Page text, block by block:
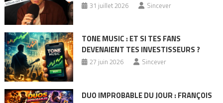
31 juillet 2026 Sincever
TONE MUSIC : ET SI TES FANS
DEVENAIENT TES INVESTISSEURS ?
27 juin 2026 Sincever
DUO IMPROBABLE DU JOUR : FRANÇOIS